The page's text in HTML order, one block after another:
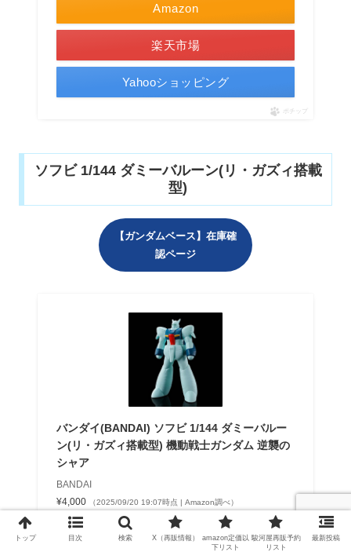
Amazon
楽天市場
Yahooショッピング
ポチップ
ソフビ 1/144 ダミーバルーン(リ・ガズィ搭載
型)
【ガンダムベース】在庫確
認ページ
バンダイ(BANDAI) ソフビ 1/144 ダミーバルー
ン(リ・ガズィ搭載型) 機動戦士ガンダム 逆襲の
シャア
BANDAI
¥4,000
（2025/09/20 19:07時点 | Amazon調べ）
Amazon
トップ 目次 検索 X（再販情報）
amazon定価以
下リスト
駿河屋再販予約
リスト
最新投稿